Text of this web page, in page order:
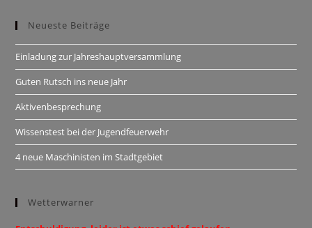
Neueste Beiträge
Einladung zur Jahreshauptversammlung
Guten Rutsch ins neue Jahr
Aktivenbesprechung
Wissenstest bei der Jugendfeuerwehr
4 neue Maschinisten im Stadtgebiet
Wetterwarner